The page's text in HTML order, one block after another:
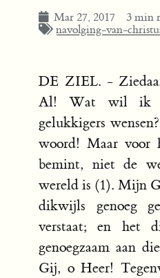
Mar 27, 2017
3 min
navolging-van-
DE ZIEL. -
Al! Wat wil ik
gelukkigers
woord! Maar voor
bemint, niet de
wereld is (1). Mijn
dikwijls genoeg
verstaat; en het
genoegzaam aan
Gij, o Heer!